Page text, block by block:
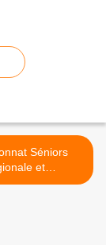
Séniors
et
1 -